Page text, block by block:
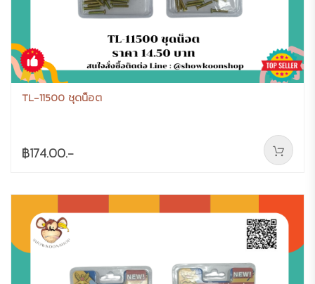
TL-11500 ชุดน็อต
฿174.00.-